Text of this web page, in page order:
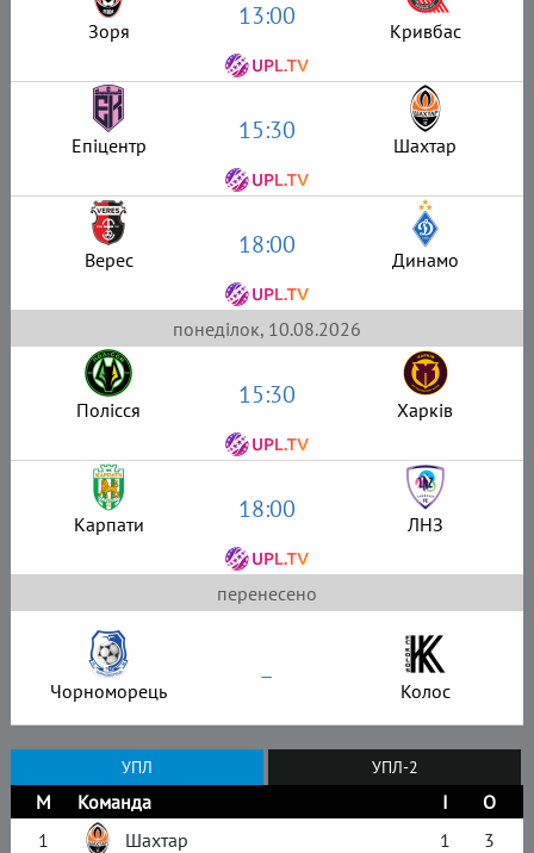
Зоря 13:00 Кривбас
Епіцентр 15:30 Шахтар
Верес 18:00 Динамо
понеділок, 10.08.2026
Полісся 15:30 Харків
Карпати 18:00 ЛНЗ
перенесено
Чорноморець – Колос
УПЛ УПЛ-2
М Команда І
О
1
Шахтар 1
3